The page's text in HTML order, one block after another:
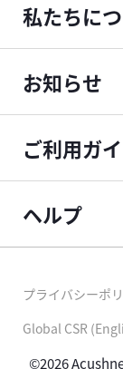
私たちに
お知らせ
ご利用ガ
ヘルプ
©2026
プライバシーポ
Global CSR